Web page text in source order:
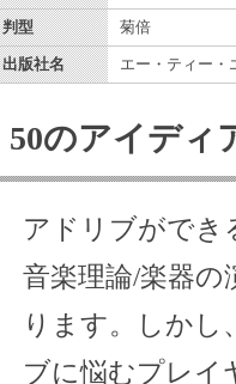
判型 菊倍
出版社名 エー・ティー・
50のアイディ
アドリブができ
音楽理論/楽器
ります。しか
ブに悩むプレイ